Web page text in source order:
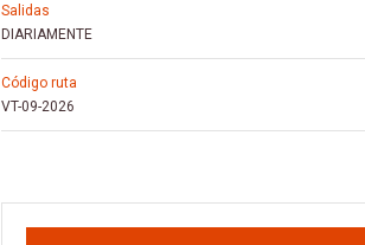
salidas
DIARIAMENTE
código ruta
VT-09-2026